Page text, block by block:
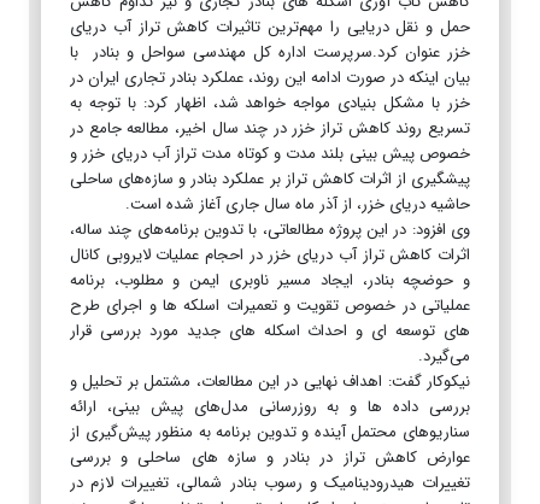
حمل و نقل دریایی را مهم‌ترین تاثیرات کاهش تراز آب دریای
خزر عنوان کرد.سرپرست اداره کل مهندسی سواحل و بنادر با
بیان اینکه در صورت ادامه این روند، عملکرد بنادر تجاری ایران در
خزر با مشکل بنیادی مواجه خواهد شد، اظهار کرد: با توجه به
تسریع روند کاهش تراز خزر در چند سال اخیر، مطالعه جامع در
خصوص پیش بینی بلند مدت و کوتاه مدت تراز آب دریای خزر و
پیشگیری از اثرات کاهش تراز بر عملکرد بنادر و سازه‌های ساحلی
حاشیه دریای خزر، از آذر ماه سال جاری آغاز شده است.
وی افزود: در این پروژه مطالعاتی، با تدوین برنامه‌های چند ساله،
اثرات کاهش تراز آب دریای خزر در احجام عملیات لایروبی کانال
و حوضچه بنادر، ایجاد مسیر ناوبری ایمن و مطلوب، برنامه
عملیاتی در خصوص تقویت و تعمیرات اسلکه ها و اجرای طرح
های توسعه ای و احداث اسکله های جدید مورد بررسی قرار
می‌گیرد.
نیکوکار گفت: اهداف نهایی در این مطالعات، مشتمل بر تحلیل و
بررسی داده ها و به روزرسانی مدل‌های پیش بینی، ارائه
سناریوهای محتمل آینده و تدوین برنامه به منظور پیش‌گیری از
عوارض کاهش تراز در بنادر و سازه های ساحلی و بررسی
تغییرات هیدرودینامیک و رسوب بنادر شمالی، تغییرات لازم در